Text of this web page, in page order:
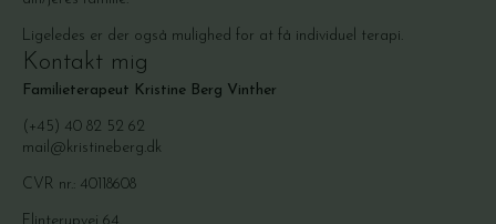
Ligeledes er der også mulighed for at få individuel terapi.
Kontakt mig
Familieterapeut Kristine Berg Vinther
(+45) 40 82 52 62
mail@kristineberg.dk
CVR nr.: 40118608